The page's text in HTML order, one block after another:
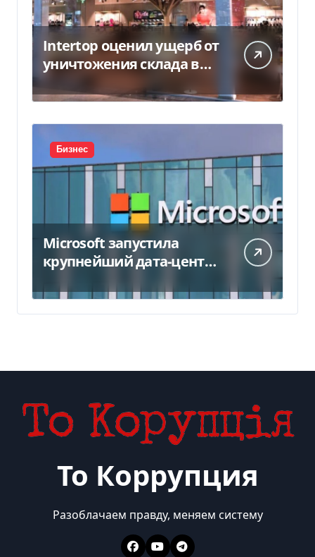
Intertop оценил ущерб от
уничтожения склада в
450 млн грн
Бизнес
Microsoft запустила
крупнейший дата-центр
миллиарда
То Коррупция
Разоблачаем правду, меняем систему